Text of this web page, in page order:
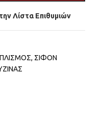
Λίστα Επιθυμιών
, ΣΙΦΟΝ